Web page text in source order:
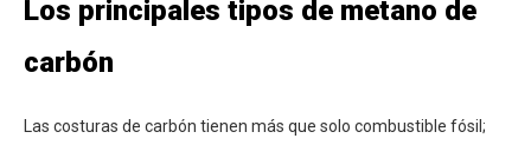
Los principales tipos de metano de
carbón
Las costuras de carbón tienen más que solo combustible fósil;